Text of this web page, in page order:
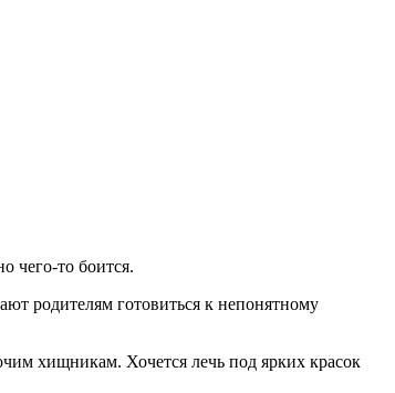
чего-то боится.
родителям готовиться к непонятному
хищникам. Хочется лечь под ярких красок